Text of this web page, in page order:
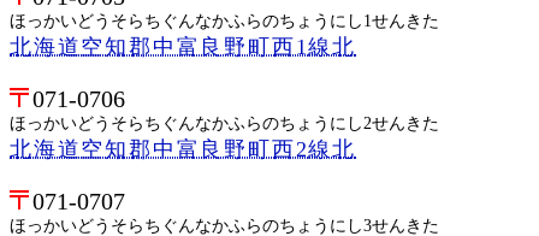
ほっかいどうそらちぐんなかふらのちょうにし1せんきた
北海道空知郡中富良野町西1線北
071-0706
ほっかいどうそらちぐんなかふらのちょうにし2せんきた
北海道空知郡中富良野町西2線北
071-0707
ほっかいどうそらちぐんなかふらのちょうにし3せんきた